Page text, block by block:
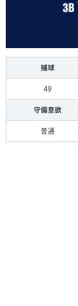
捕球
49
守備意欲
普通